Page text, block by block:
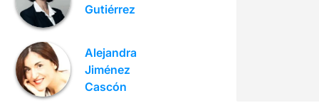
Gutiérrez
Alejandra
Jiménez
Cascón